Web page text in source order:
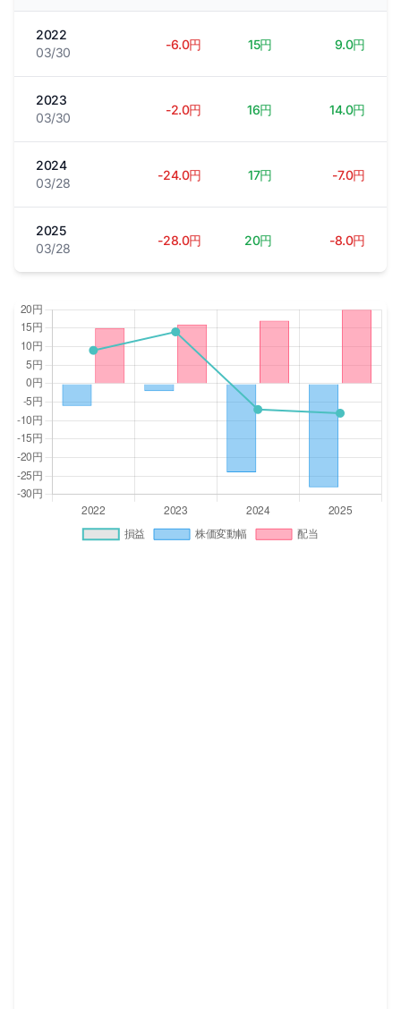
2022
03/30
-6.0円 15円 9.0円
2023
03/30
-2.0円 16円 14.0円
2024
03/28
-24.0円 17円 -7.0円
2025
03/28
-28.0円 20円 -8.0円